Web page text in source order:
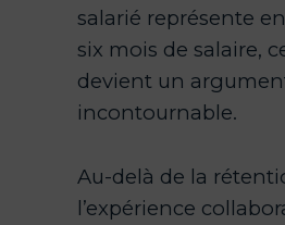
salarié représente
six mois de salaire,
devient un
incontournable.
Au-delà de la
l’expérience